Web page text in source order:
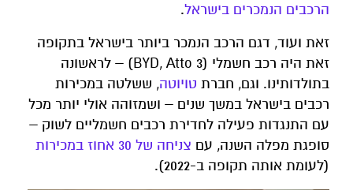
הרכבים הנמכרים בישראל.
זאת ועוד, דגם הרכב הנמכר ביותר בישראל בתקופה
זאת היה רכב חשמלי (BYD, Atto 3) – לראשונה
בתולדותינו. וגם, חברת טויוטה, ששלטה במכירות
רכבים בישראל במשך שנים – ושמזוהה אולי יותר מכל
עם התנגדות פעילה לחדירת רכבים חשמליים לשוק –
סופגת מפלה השנה, עם צניחה של 30 אחוז במכירות
(לעומת אותה תקופה ב-2022).